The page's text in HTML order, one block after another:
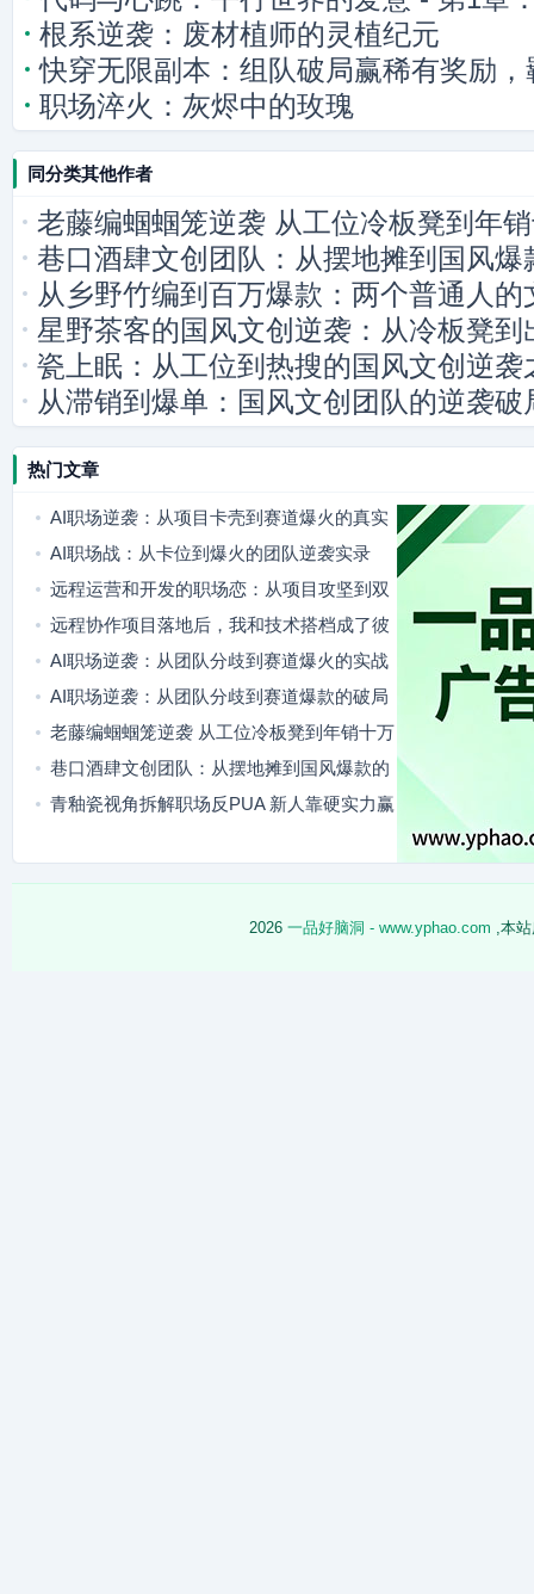
的连接
根系逆袭：废材植师的灵植纪元
快穿无限副本：组队破局赢稀有奖励
职场淬火：灰烬中的玫瑰
同分类其他作者
老藤编蝈蝈笼逆袭 从工位冷板凳到年
巷口酒肆文创团队：从摆地摊到国风爆
从乡野竹编到百万爆款：两个普通人的
星野茶客的国风文创逆袭：从冷板凳到
瓷上眠：从工位到热搜的国风文创逆袭
从滞销到爆单：国风文创团队的逆袭破
热门文章
AI职场逆袭：从项目卡壳到赛道爆火的真实
博弈
AI职场战：从卡位到爆火的团队逆袭实录
远程运营和开发的职场恋：从项目攻坚到双
向奔赴
远程协作项目落地后，我和技术搭档成了彼
此的职场搭子
AI职场逆袭：从团队分歧到赛道爆火的实战
复盘
AI职场逆袭：从团队分歧到赛道爆款的破局
之路
老藤编蝈蝈笼逆袭 从工位冷板凳到年销十万
国风爆品
巷口酒肆文创团队：从摆地摊到国风爆款的
逆袭路
青釉瓷视角拆解职场反PUA 新人靠硬实力赢
2026 一品好脑洞 - www.yphao.com ,本